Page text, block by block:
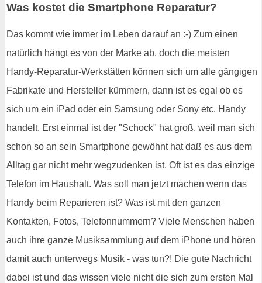
Was kostet die Smartphone Reparatur?
Das kommt wie immer im Leben darauf an :-) Zum einen
natürlich hängt es von der Marke ab, doch die meisten
Handy-Reparatur-Werkstätten können sich um alle gängigen
Fabrikate und Hersteller kümmern, dann ist es egal ob es
sich um ein iPad oder ein Samsung oder Sony etc. Handy
handelt. Erst einmal ist der "Schock" hat groß, weil man sich
schon so an sein Smartphone gewöhnt hat daß es aus dem
Alltag gar nicht mehr wegzudenken ist. Oft ist es das einzige
Telefon im Haushalt. Was soll man jetzt machen wenn das
Handy beim Reparieren ist? Was ist mit den ganzen
Kontakten, Fotos, Telefonnummern? Viele Menschen haben
auch ihre ganze Musiksammlung auf dem iPhone und hören
damit auch unterwegs Musik - was tun?! Die gute Nachricht
dabei ist und das wissen viele nicht die sich zum ersten Mal